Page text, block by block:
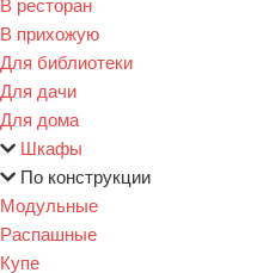
В прихожую
Для библиотеки
Для дачи
Для дома
Шкафы
По конструкции
Модульные
Распашные
Купе